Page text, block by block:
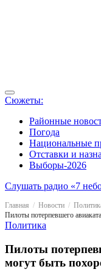
Сюжеты:
Районные
Погода
Национальные
Отставки и
Выборы-2026
Слушать радио «7
Главная Новости
Политика
Пилоты
могут быть